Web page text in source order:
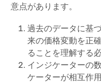
意点があります。
過去のデータに基
来の価格変動を正
ることを理解する
インジケーターの
ケーターが相互作